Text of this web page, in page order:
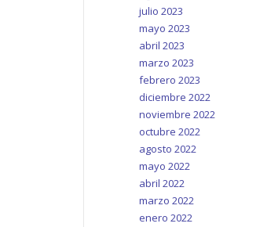
julio 2023
mayo 2023
abril 2023
marzo 2023
febrero 2023
diciembre 2022
noviembre 2022
octubre 2022
agosto 2022
mayo 2022
abril 2022
marzo 2022
enero 2022